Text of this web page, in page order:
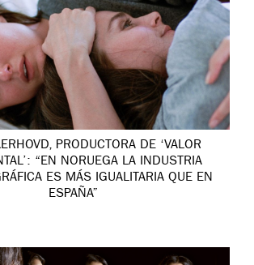
PRODUCTORA DE ‘VALOR
“EN NORUEGA LA INDUSTRIA
ES MÁS IGUALITARIA QUE EN
ESPAÑA”